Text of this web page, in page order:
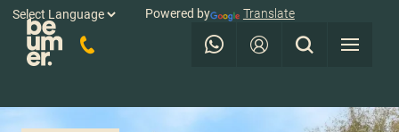
Powered by Translate